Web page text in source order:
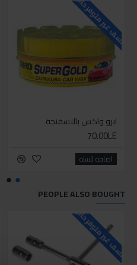
للاسف غير متوفر حاليا
ابرو واكس بالاسفنجة
70.00LE
اضافة للسلة
PEOPLE ALSO BOUGHT
للاسف غير متوفر حاليا